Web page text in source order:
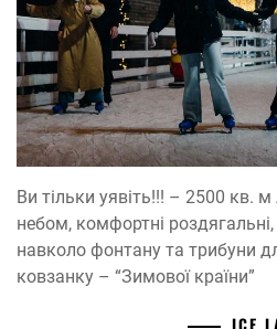
Ви тільки уявіть!!! – 2500 кв.
небом, комфортні
навколо фонтану та трибуни
ковзанку – “Зимової країни”
ICE